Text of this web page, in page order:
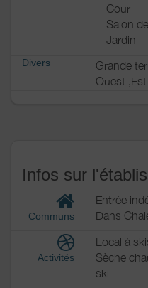
Cour
Salon
Jardin
Divers
Grande
Ouest ,Est
Infos sur
Communs
Entrée
Dans
Activités
Local à
Sèche
ski